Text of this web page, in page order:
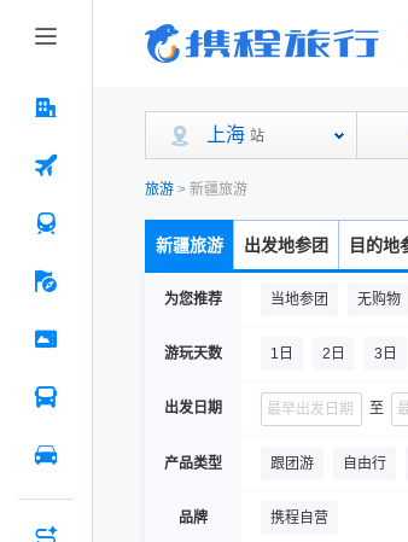
上海 站
旅游 > 新疆旅游
新疆旅游 出发地参团 目的地
为您推荐 当地参团 无购物
游玩天数 1日 2日 3日
出发日期 至
产品类型 跟团游 自由行
品牌 携程自营